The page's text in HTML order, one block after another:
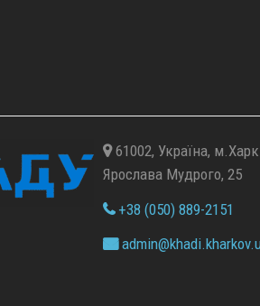
61002, Україна,
Ярослава Мудрого, 25
+38 (050) 889-2151
admin@khadi.kharkov.